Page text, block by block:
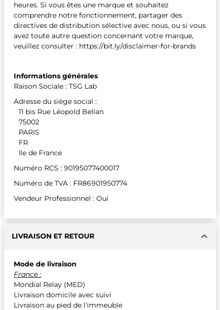
heures. Si vous êtes une marque et souhaitez
comprendre notre fonctionnement, partager des
directives de distribution sélective avec nous, ou si vous
avez toute autre question concernant votre marque,
veuillez consulter : https://bit.ly/disclaimer-for-brands
Informations générales
Raison Sociale : TSG Lab
Adresse du siège social :
11 bis Rue Léopold Bellan
75002
PARIS
FR
Ile de France
Numéro RCS : 90195077400017
Numéro de TVA : FR86901950774
Vendeur Professionnel : Oui
LIVRAISON ET RETOUR
Mode de livraison
France :
Mondial Relay (MED)
Livraison domicile avec suivi
Livraison au pied de l'immeuble